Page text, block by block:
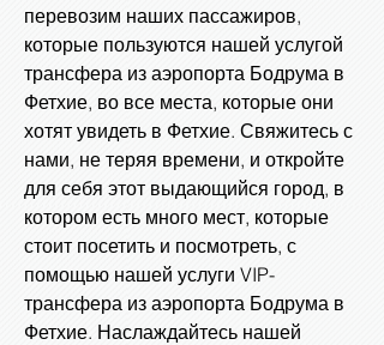
перевозим наших пассажиров,
которые пользуются нашей услугой
трансфера из аэропорта Бодрума в
Фетхие, во все места, которые они
хотят увидеть в Фетхие. Свяжитесь с
нами, не теряя времени, и откройте
для себя этот выдающийся город, в
котором есть много мест, которые
стоит посетить и посмотреть, с
помощью нашей услуги VIP-
трансфера из аэропорта Бодрума в
Фетхие. Наслаждайтесь нашей